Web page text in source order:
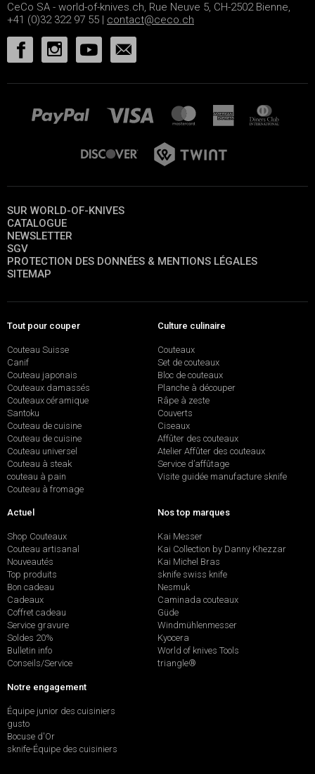
CeCo SA - world-of-knives.ch, Rue Neuve 5, CH-2502 Bienne,
+41 (0)32 322 97 55 | contact@ceco.ch
SUR WORLD-OF-KNIVES
CATALOGUE
NEWSLETTER
SGV
PROTECTION DES DONNÉES & MENTIONS LÉGALES
SITEMAP
Tout pour couper
Couteau Suisse
Canif
Couteau japonais
Couteaux damassés
Couteaux céramique
Santoku
Couteau de cuisine
Couteau de cuisine
Couteau universel
Couteau à steak
couteau à pain
Couteau à fromage
Culture culinaire
Couteaux
Set de couteaux
Bloc de couteaux
Planche à découper
Râpe à zeste
Couverts
Ciseaux
Affûter des couteaux
Atelier Affûter des couteaux
Service d’affûtage
Visite guidée manufacture sknife
Actuel
Shop Couteaux
Couteau artisanal
Nouveautés
Top produits
Bon cadeau
Cadeaux
Coffret cadeau
Service gravure
Soldes 20%
Bulletin info
Conseils/Service
Nos top marques
Kai Messer
Kai Collection by Danny Khezzar
Kai Michel Bras
sknife swiss knife
Nesmuk
Caminada couteaux
Güde
Windmühlenmesser
Kyocera
World of knives Tools
triangle®
Notre engagement
Équipe junior des cuisiniers
gusto
Bocuse d'Or
sknife-Équipe des cuisiniers